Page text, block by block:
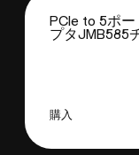
PCIe to 5ポ
プタJMB585
購入